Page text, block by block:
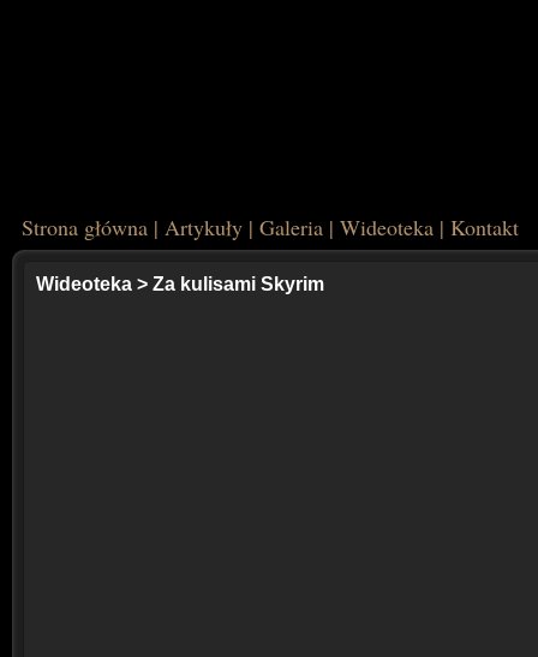
Strona główna | Artykuły | Galeria | Wideoteka | Kontakt
Wideoteka > Za kulisami Skyrim